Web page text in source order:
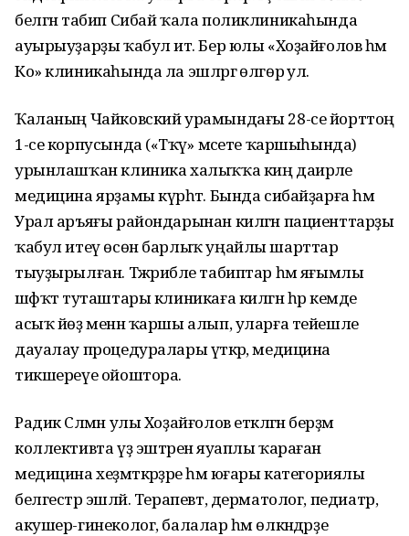
белгән табип Сибай ҡала поликлиникаһында
ауырыуҙарҙы ҡабул итә. Бер юлы «Хоҙайғолов һәм
Ко» клиникаһында ла эшләргә өлгөрә ул.
Ҡаланың Чайковский урамындағы 28-се йорттоң
1-се корпусында («Тәҡүә» мәсете ҡаршыһында)
урынлашҡан клиника халыҡҡа киң даирәле
медицина ярҙамы күрһәтә. Бында сибайҙарға һәм
Урал аръяғы райондарынан килгән пациенттарҙы
ҡабул итеү өсөн барлыҡ уңайлы шарттар
тыуҙырылған. Тәжрибәле табиптар һәм яғымлы
шәфҡәт туташтары клиникаға килгән һәр кемде
асыҡ йөҙ менән ҡаршы алып, уларға тейешле
дауалау процедуралары үткәрә, медицина
тикшереүе ойоштора.
Радик Сәлмән улы Хоҙайғолов етәкләгән берҙәм
коллективта үҙ эштәренә яуаплы ҡараған
медицина хеҙмәткәрҙәре һәм юғары категориялы
белгестәр эшләй. Терапевт, дерматолог, педиатр,
акушер-гинеколог, балалар һәм өлкәндәрҙе